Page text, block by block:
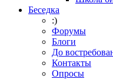
Беседка
:)
Форумы
Блоги
До
Контакты
Опросы